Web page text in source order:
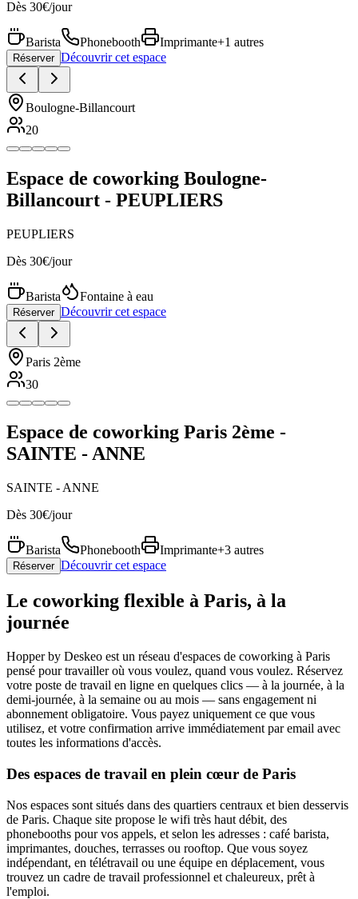
Dès 30€/jour
Barista Phonebooth Imprimante+1 autres
Réserver Découvrir cet espace
Boulogne-Billancourt
20
Espace de coworking Boulogne-
Billancourt - PEUPLIERS
PEUPLIERS
Dès 30€/jour
Barista Fontaine à eau
Réserver Découvrir cet espace
Paris 2ème
30
Espace de coworking Paris 2ème -
SAINTE - ANNE
SAINTE - ANNE
Dès 30€/jour
Barista Phonebooth Imprimante+3 autres
Réserver Découvrir cet espace
Le coworking flexible à Paris, à la
journée
Hopper by Deskeo est un réseau d'espaces de coworking à Paris
pensé pour travailler où vous voulez, quand vous voulez. Réservez
votre poste de travail en ligne en quelques clics — à la journée, à la
demi-journée, à la semaine ou au mois — sans engagement ni
abonnement obligatoire. Vous payez uniquement ce que vous
utilisez, et votre confirmation arrive immédiatement par email avec
toutes les informations d'accès.
Des espaces de travail en plein cœur de Paris
Nos espaces sont situés dans des quartiers centraux et bien desservis
de Paris. Chaque site propose le wifi très haut débit, des
phonebooths pour vos appels, et selon les adresses : café barista,
imprimantes, douches, terrasses ou rooftop. Que vous soyez
indépendant, en télétravail ou une équipe en déplacement, vous
trouvez un cadre de travail professionnel et chaleureux, prêt à
l'emploi.